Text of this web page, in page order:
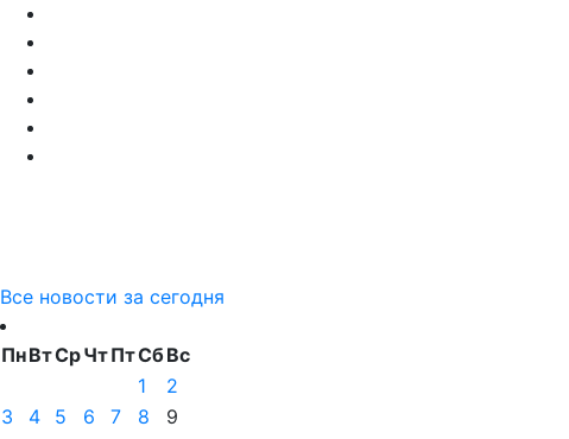
Все новости за сегодня
ПнВтСрЧтПтСбВс
1
2
3
4 5 6 7 8
9